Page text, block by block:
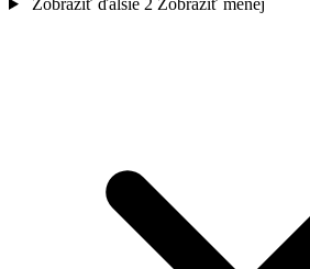
Zobraziť ďalšie 2 Zobraziť menej